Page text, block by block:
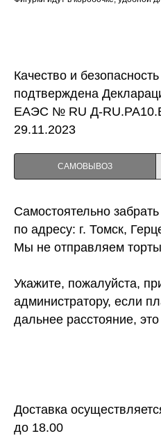
Качество и
подтверждена
ЕАЭС № RU Д-
29.11.2023
САМОВЫВОЗ
Самостоятельно
по адресу: г. Томск,
Мы не отправляем торты
Укажите, пожалуйста,
администратору, если
дальнее расстояние,
Доставка
до 18.00